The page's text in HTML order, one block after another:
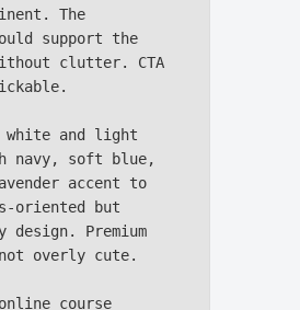
The
support the
clutter. CTA
and light
navy, soft blue,
accent to
oriented but
Premium
overly cute.
course